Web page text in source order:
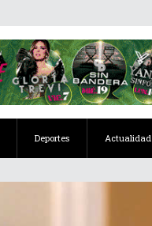
Deportes Actualidad